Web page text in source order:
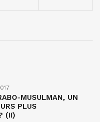
MUSULMAN, UN
PLUS
(II)